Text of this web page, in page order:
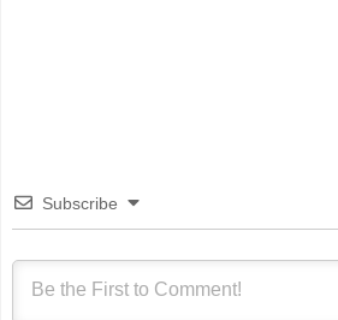
Subscribe